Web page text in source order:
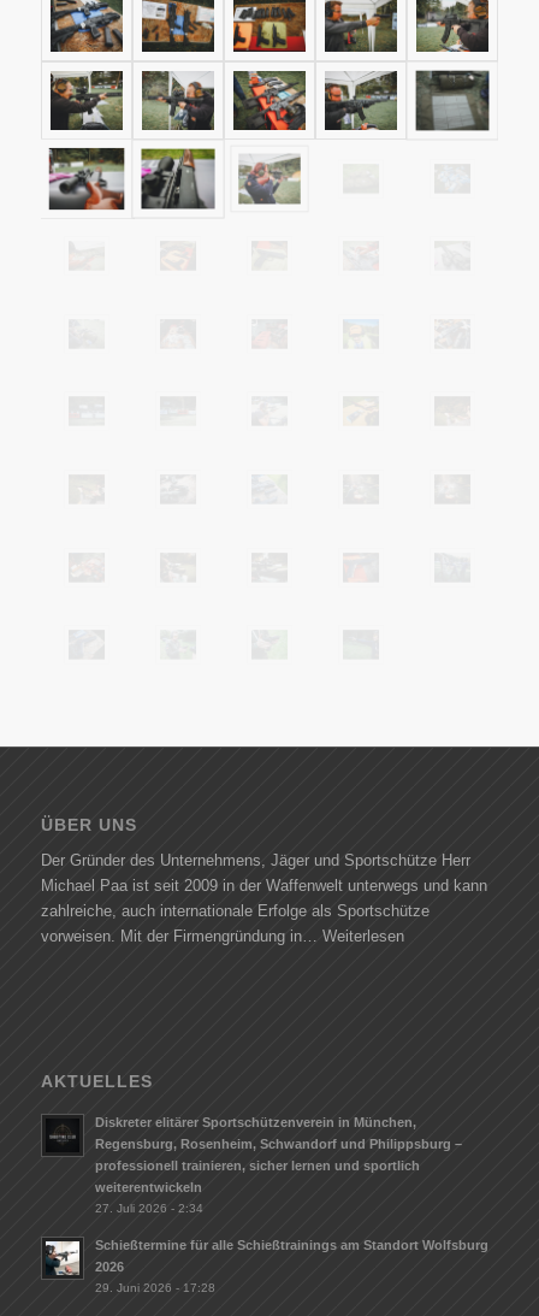
ÜBER UNS
Der Gründer des Unternehmens, Jäger und Sportschütze Herr
Michael Paa ist seit 2009 in der Waffenwelt unterwegs und kann
zahlreiche, auch internationale Erfolge als Sportschütze
vorweisen. Mit der Firmengründung in… Weiterlesen
AKTUELLES
Diskreter elitärer Sportschützenverein in München,
Regensburg, Rosenheim, Schwandorf und Philippsburg –
professionell trainieren, sicher lernen und sportlich
weiterentwickeln
27. Juli 2026 - 2:34
Schießtermine für alle Schießtrainings am Standort Wolfsburg
2026
29. Juni 2026 - 17:28